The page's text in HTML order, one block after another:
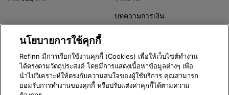
ของเนื้อหา แต่บริษัทไม่ได้จัดทำหรือให้คำ
โดยชัดแจ้งหรือโดยนัยไม่ว่าประเภทใดๆ เกี่ยว
กับเว็บไซต์ของบริษัท เนื้อหาของการเปรียบ
เทียบ บริการที่บริษัทให้บริการผ่านทางเว็บไซต์
ของบริษัท หรือ (เนื้อหาของ) เว็บไซต์ของผู้ให้
บริการที่อาจมีการนำท่านไปสู่เว็บไซต์ดังกล่าว
บทความการเงิน
Version 3.8.0
© 2016 - 2026 Refinn | Xponential Enterprise Co,. Ltd.
นโยบายการใช้คุกกี้
Refinn มีการเรียกใช้งานคุกกี้ (Cookies) เพื่อให้เว็บไซต์ทำงาน
ได้ตรงตามวัตถุประสงค์ โดยมีการแสดงเนื้อหาข้อมูลต่างๆ เพื่อ
นำไปวิเคราะห์ให้ตรงกับความสนใจของผู้ใช้บริการ คุณสามารถ
ยอมรับการทำงานของคุกกี้ หรือปรับแต่งค่าคุกกี้ได้ตามความ